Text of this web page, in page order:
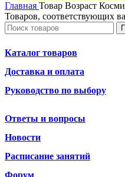
Главная Товар Возраст
Товаров, соответствующих
Каталог товаров
Доставка и оплата
Руководство по выбору
Ответы и вопросы
Новости
Расписание занятий
Форум